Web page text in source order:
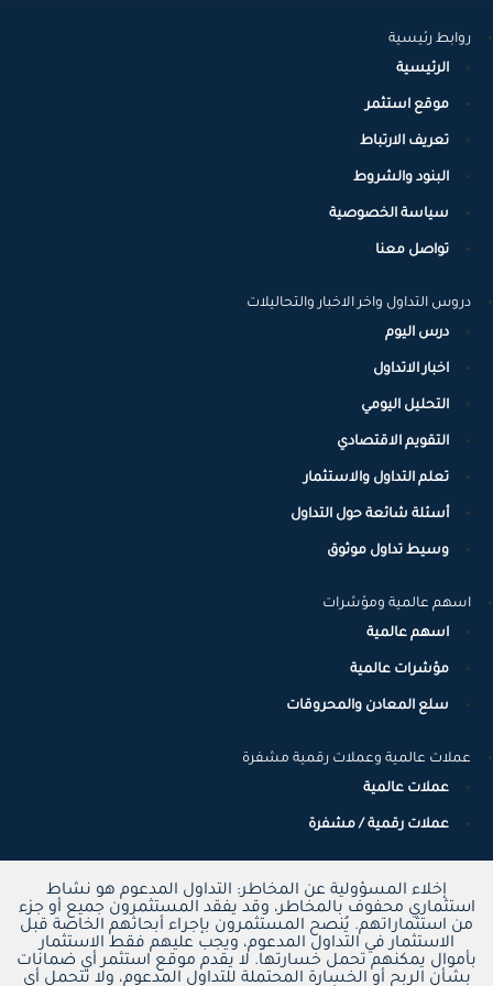
المستثمرين الانتباه إلى هذه المخاطر قبل البدء في التداول.
روابط رئيسية
الرئيسية
موقع استثمر
تعريف الارتباط
البنود والشروط
سياسة الخصوصية
تواصل معنا
دروس التداول واخر الاخبار والتحاليلات
درس اليوم
اخبار الاتداول
التحليل اليومي
التقويم الاقتصادي
تعلم التداول والاستثمار
أسئلة شائعة حول التداول
وسيط تداول موثوق
اسهم عالمية ومؤشرات
اسهم عالمية
مؤشرات عالمية
سلع المعادن والمحروقات
عملات عالمية وعملات رقمية مشفرة
عملات عالمية
عملات رقمية / مشفرة
إخلاء المسؤولية عن المخاطر: التداول المدعوم هو نشاط
استثماري محفوف بالمخاطر، وقد يفقد المستثمرون جميع أو جزء
من استثماراتهم. يُنصح المستثمرون بإجراء أبحاثهم الخاصة قبل
الاستثمار في التداول المدعوم، ويجب عليهم فقط الاستثمار
بأموال يمكنهم تحمل خسارتها. لا يقدم موقع استثمر أي ضمانات
بشأن الربح أو الخسارة المحتملة للتداول المدعوم، ولا تتحمل أي